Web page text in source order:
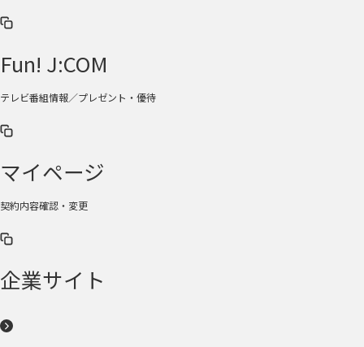
Fun! J:COM
テレビ番組情報／プレゼント・優待
マイページ
契約内容確認・変更
企業サイト